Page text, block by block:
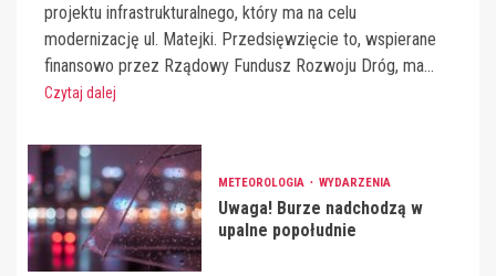
projektu infrastrukturalnego, który ma na celu
modernizację ul. Matejki. Przedsięwzięcie to, wspierane
finansowo przez Rządowy Fundusz Rozwoju Dróg, ma...
Czytaj dalej
METEOROLOGIA WYDARZENIA
Uwaga! Burze nadchodzą w
upalne popołudnie